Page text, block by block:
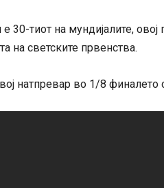
30-тиот на мундијалите,
на светските првенства.
натпревар во 1/8 финалето